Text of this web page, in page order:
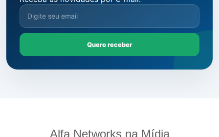
Quero receber
Alfa Networks na Mídia